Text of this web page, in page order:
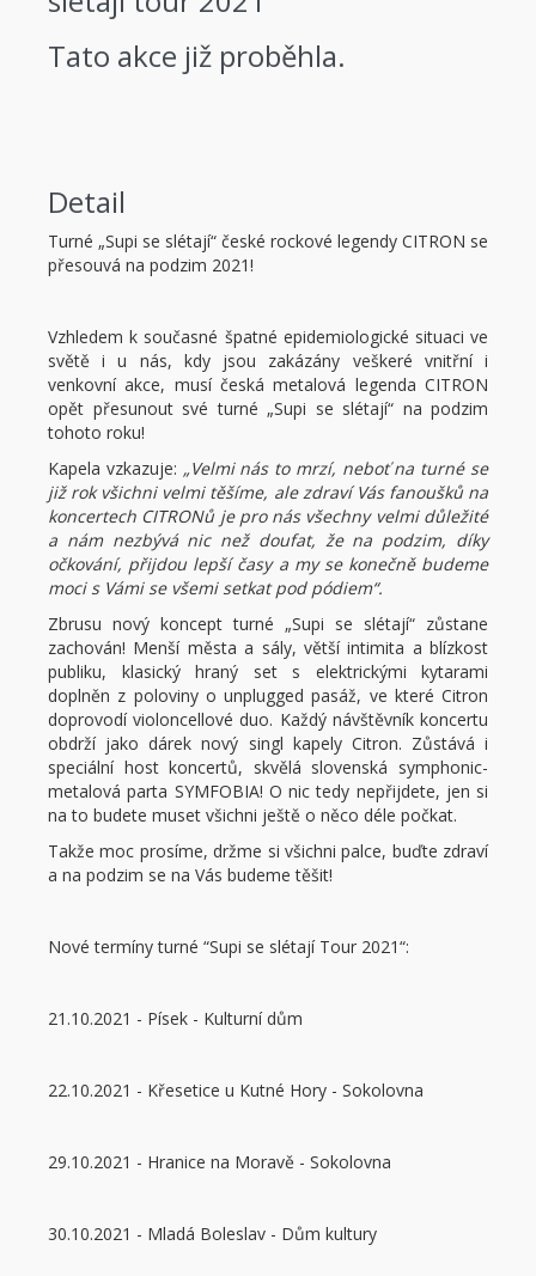
Tato akce již proběhla.
Detail
Turné „Supi se slétají“ české rockové legendy CITRON se
přesouvá na podzim 2021!
Vzhledem k současné špatné epidemiologické situaci ve
světě i u nás, kdy jsou zakázány veškeré vnitřní i
venkovní akce, musí česká metalová legenda CITRON
opět přesunout své turné „Supi se slétají“ na podzim
tohoto roku!
Kapela vzkazuje: „Velmi nás to mrzí, neboť na turné se
již rok všichni velmi těšíme, ale zdraví Vás fanoušků na
koncertech CITRONů je pro nás všechny velmi důležité
a nám nezbývá nic než doufat, že na podzim, díky
očkování, přijdou lepší časy a my se konečně budeme
moci s Vámi se všemi setkat pod pódiem“.
Zbrusu nový koncept turné „Supi se slétají“ zůstane
zachován! Menší města a sály, větší intimita a blízkost
publiku, klasický hraný set s elektrickými kytarami
doplněn z poloviny o unplugged pasáž, ve které Citron
doprovodí violoncellové duo. Každý návštěvník koncertu
obdrží jako dárek nový singl kapely Citron. Zůstává i
speciální host koncertů, skvělá slovenská symphonic-
metalová parta SYMFOBIA! O nic tedy nepřijdete, jen si
na to budete muset všichni ještě o něco déle počkat.
Takže moc prosíme, držme si všichni palce, buďte zdraví
a na podzim se na Vás budeme těšit!
Nové termíny turné “Supi se slétají Tour 2021“:
21.10.2021 - Písek - Kulturní dům
22.10.2021 - Křesetice u Kutné Hory - Sokolovna
29.10.2021 - Hranice na Moravě - Sokolovna
30.10.2021 - Mladá Boleslav - Dům kultury